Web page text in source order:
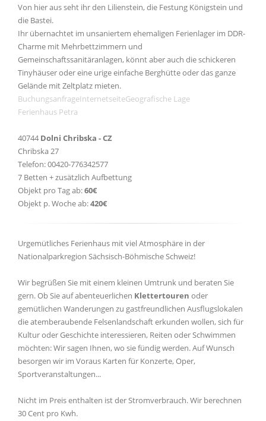
Von hier aus seht ihr den Lilienstein, die Festung Königstein und
die Bastei.
Ihr übernachtet im unsaniertem ehemaligen Ferienlager im DDR-
Charme mit Mehrbettzimmern und
Gemeinschaftssanitäranlagen, könnt aber auch die schickeren
Tinyhäuser oder eine urige einfache Berghütte oder das ganze
Gelände mit Zeltplatz mieten.
BuchungsanfrageInternetseiteGeografische Lage
Ferienhaus Petra
40744 Dolni Chribska - CZ
Chribska 27
Telefon: 00420-776342577
7 Betten + zusätzlich Aufbettung
Objekt pro Tag ab:60€
Objekt p. Woche ab:420€
Urgemütliches Ferienhaus mit viel Atmosphäre in der
Nationalparkregion Sächsisch-Böhmische Schweiz!
Wir begrüßen Sie mit einem kleinen Umtrunk und beraten Sie
gern. Ob Sie auf abenteuerlichen Klettertouren oder
gemütlichen Wanderungen zu gastfreundlichen Ausflugslokalen
die atemberaubende Felsenlandschaft erkunden wollen, sich für
Kultur oder Geschichte interessieren, Reiten oder Schwimmen
möchten: Wir sagen Ihnen, wo sie fündig werden. Auf Wunsch
besorgen wir im Voraus Karten für Konzerte, Oper,
Sportveranstaltungen...
Nicht im Preis enthalten ist der Stromverbrauch. Wir berechnen
30 Cent pro Kwh.